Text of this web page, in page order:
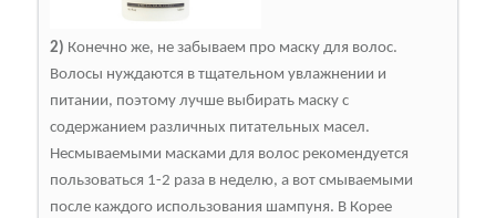
2) Конечно же, не забываем про маску для волос.
Волосы нуждаются в тщательном увлажнении и
питании, поэтому лучше выбирать маску с
содержанием различных питательных масел.
Несмываемыми масками для волос рекомендуется
пользоваться 1-2 раза в неделю, а вот смываемыми
после каждого использования шампуня. В Корее